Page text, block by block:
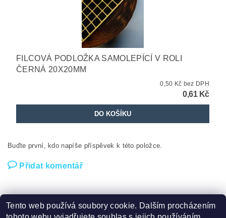
FILCOVÁ PODLOŽKA SAMOLEPÍCÍ V ROLI
ČERNÁ 20X20MM
0,50 Kč bez DPH
0,61 Kč
Buďte první, kdo napíše příspěvek k této položce.
Přidat komentář
Tento web používá soubory cookie. Dalším procházením